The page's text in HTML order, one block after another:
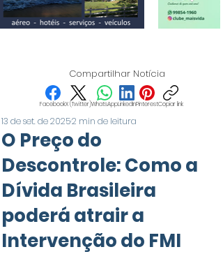
Compartilhar Notícia
FacebookX (Twitter)WhatsAppLinkedInPinterestCopiar link
O Preço do
Descontrole: Como a
Dívida Brasileira
poderá atrair a
Intervenção do FMI
13 de set. de 20252 min de leitura